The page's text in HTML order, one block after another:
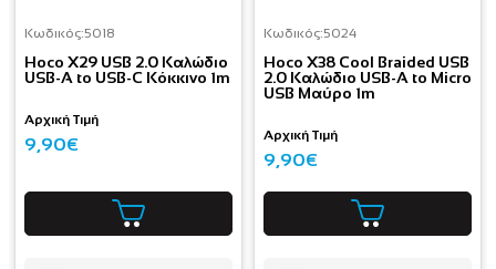
Κωδικός:5018
Hoco X29 USB 2.0 Καλώδιο
USB-A to USB-C Κόκκινο 1m
Αρχική Τιμή
9,90€
Κωδικός:5024
Hoco X38 Cool Braided USB
2.0 Καλώδιο USB-A to Micro
USB Μαύρο 1m
Αρχική Τιμή
9,90€